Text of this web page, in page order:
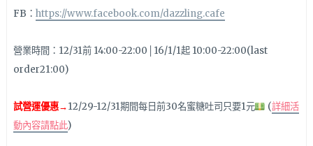
FB： https://www.facebook.com/dazzling.cafe
營業時間：12/31前 14:00-22:00│16/1/1起 10:00-22:00(last
order21:00)
試營運優惠→12/29-12/31期間每日前30名蜜糖吐司只要1元 (詳細活
動內容請點此)